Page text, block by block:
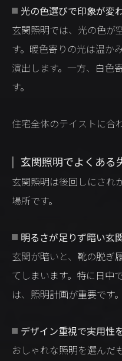
光の色選びで印象が変
玄関照明では、光の色が
す。暖色寄りの光は温か
演出します。一方、白色
す。
住宅全体のテイストに合
玄関照明でよくある
玄関照明は後回しにされ
場所です。
明るさが足りず暗い玄
玄関が暗いと、靴の脱ぎ
てしまいます。特に日中
は、照明計画が重要です。
デザイン重視で実用性
おしゃれな照明を選んだ